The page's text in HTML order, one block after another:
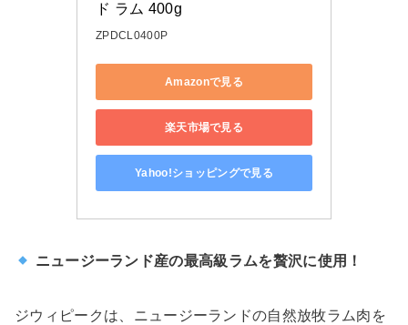
ド ラム 400g
ZPDCL0400P
Amazonで見る
楽天市場で見る
Yahoo!ショッピングで見る
ニュージーランド産の最高級ラムを贅沢に使用！
ジウィピークは、ニュージーランドの自然放牧ラム肉を